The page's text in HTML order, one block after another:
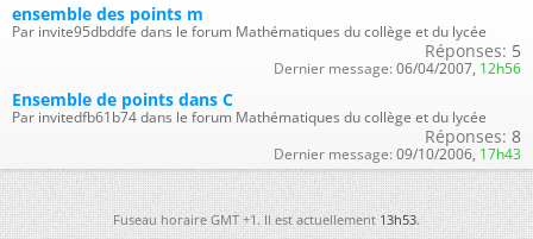
ensemble des points m
Par invite95dbddfe dans le forum Mathématiques du collège et du lycée
Réponses: 5
Dernier message: 06/04/2007, 12h56
Ensemble de points dans C
Par invitedfb61b74 dans le forum Mathématiques du collège et du lycée
Réponses: 8
Dernier message: 09/10/2006, 17h43
Fuseau horaire GMT +1. Il est actuellement13h53.